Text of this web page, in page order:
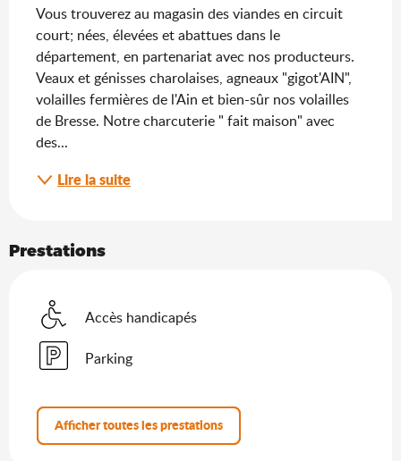
Vous trouverez au magasin des viandes en circuit
court; nées, élevées et abattues dans le
département, en partenariat avec nos producteurs.
Veaux et génisses charolaises, agneaux "gigot'AIN",
volailles fermières de l'Ain et bien-sûr nos volailles
de Bresse. Notre charcuterie " fait maison" avec
des...
Lire la suite
Prestations
Accès handicapés
Parking
Afficher toutes les prestations